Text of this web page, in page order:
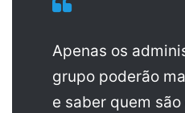
Apenas os
grupo poderão
e saber quem